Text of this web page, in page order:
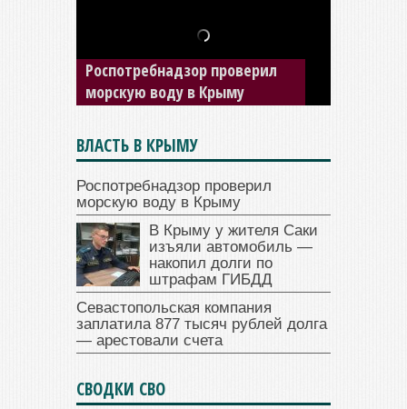
В Крыму у жителя Саки
изъяли автомобиль —
накопил долги по штрафам
ГИБДД
ВЛАСТЬ В КРЫМУ
Роспотребнадзор проверил
морскую воду в Крыму
В Крыму у жителя Саки
изъяли автомобиль —
накопил долги по
штрафам ГИБДД
Севастопольская компания
заплатила 877 тысяч рублей долга
— арестовали счета
СВОДКИ СВО